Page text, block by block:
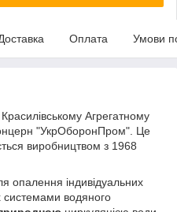
Оплата Умови
Агрегатному
"УкрОборонПром". Це
виробництвом з 1968
опалення індивідуальних
системами водяного